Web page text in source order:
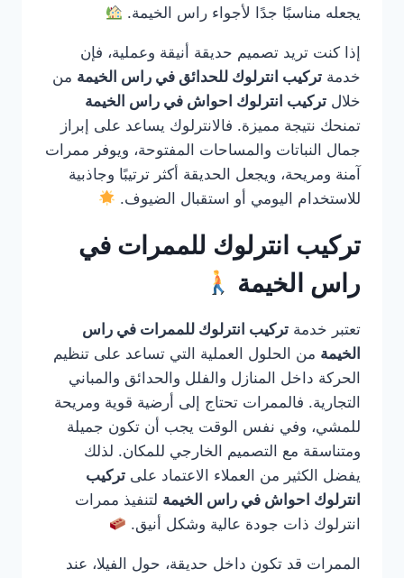
يجعله مناسبًا جدًا لأجواء راس الخيمة.
إذا كنت تريد تصميم حديقة أنيقة وعملية، فإن
خدمة تركيب انترلوك للحدائق في راس الخيمة من
خلال تركيب انترلوك احواش في راس الخيمة
تمنحك نتيجة مميزة. فالانترلوك يساعد على إبراز
جمال النباتات والمساحات المفتوحة، ويوفر ممرات
آمنة ومريحة، ويجعل الحديقة أكثر ترتيبًا وجاذبية
للاستخدام اليومي أو استقبال الضيوف.
تركيب انترلوك للممرات في
راس الخيمة
تعتبر خدمة تركيب انترلوك للممرات في راس
الخيمة من الحلول العملية التي تساعد على تنظيم
الحركة داخل المنازل والفلل والحدائق والمباني
التجارية. فالممرات تحتاج إلى أرضية قوية ومريحة
للمشي، وفي نفس الوقت يجب أن تكون جميلة
ومتناسقة مع التصميم الخارجي للمكان. لذلك
يفضل الكثير من العملاء الاعتماد على تركيب
انترلوك احواش في راس الخيمة لتنفيذ ممرات
انترلوك ذات جودة عالية وشكل أنيق.
الممرات قد تكون داخل حديقة، حول الفيلا، عند